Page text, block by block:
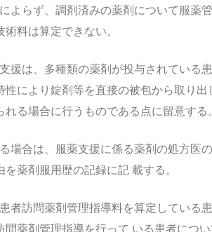
よらず、調剤済みの薬剤について服薬
料は算定できない。
援は、多種類の薬剤が投与されている
性により錠剤等を直接の被包から取り
る場合に行うものである点に留意する
場合は、服薬支援に係る薬剤の処方医
薬剤服用歴の記録に記 載する。
者訪問薬剤管理指導料を算定している
薬剤管理指導を行って いる患者につい